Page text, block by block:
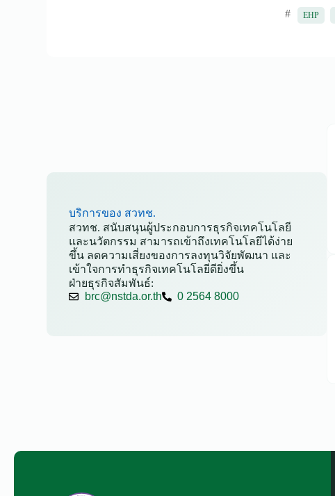
# EHP
บริการของ สวทช.
สวทช. สนับสนุนผู้ประกอบการธุรกิจเทคโนโลยี
และนวัตกรรม สามารถเข้าถึงเทคโนโลยีได้ง่าย
ขึ้น ลดความเสี่ยงของการลงทุนวิจัยพัฒนา และ
เข้าใจการทำธุรกิจเทคโนโลยีดียิ่งขึ้น
ฝ่ายธุรกิจสัมพันธ์:
brc@nstda.or.th
0 2564 8000